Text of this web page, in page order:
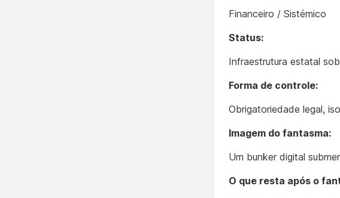
Financeiro / Sistémico
Status:
Infraestrutura estatal
Forma de controle:
Obrigatoriedade legal,
Imagem do fantasma:
Um bunker digital
O que resta após o